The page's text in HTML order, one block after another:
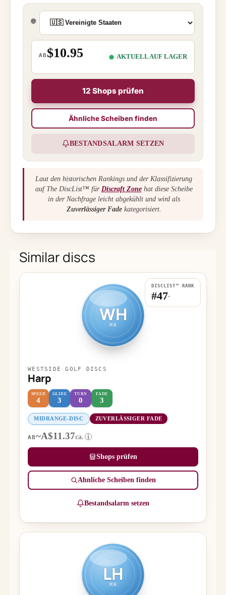
🌐
AB$10.95 AKTUELL AUF LAGER
12 Shops prüfen
Ähnliche Scheiben finden
BESTANDSALARM SETZEN
Laut den historischen Rankings und der Klassifizierung
auf The DiscList™ für Discraft Zonehat diese Scheibe
in der Nachfrage leicht abgekühlt und wird als
Zuverlässiger Fadekategorisiert.
Similar discs
WH
MR
DISCLIST™ RANK
#47-
WESTSIDE GOLF DISCS
Harp
SPEED
4
GLIDE
3
TURN
0
FADE
3
MIDRANGE-DISC ZUVERLÄSSIGER FADE
AB~A$11.37ca. i
Shops prüfen
Ähnliche Scheiben finden
Bestandsalarm setzen
LH
MR